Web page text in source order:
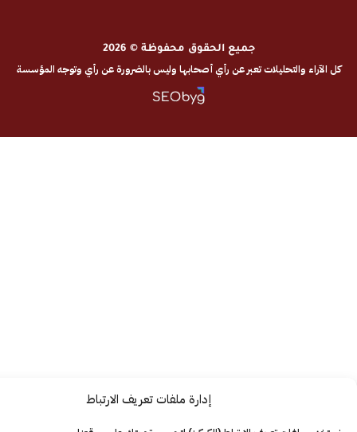
إدارة ملفات تعريف الارتباط
جميع الحقوق محفوظة © 2026
تعبر عن رأي أصحابها وليس بالضرورة عن رأي وتوجه المؤسسة